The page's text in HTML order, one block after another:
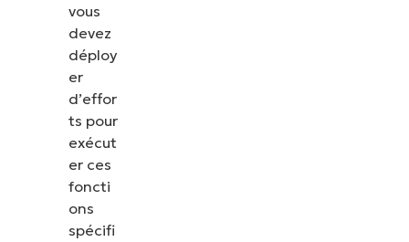
vous
devez
déploy
er
d’effor
ts pour
exécut
er ces
foncti
ons
spécifi